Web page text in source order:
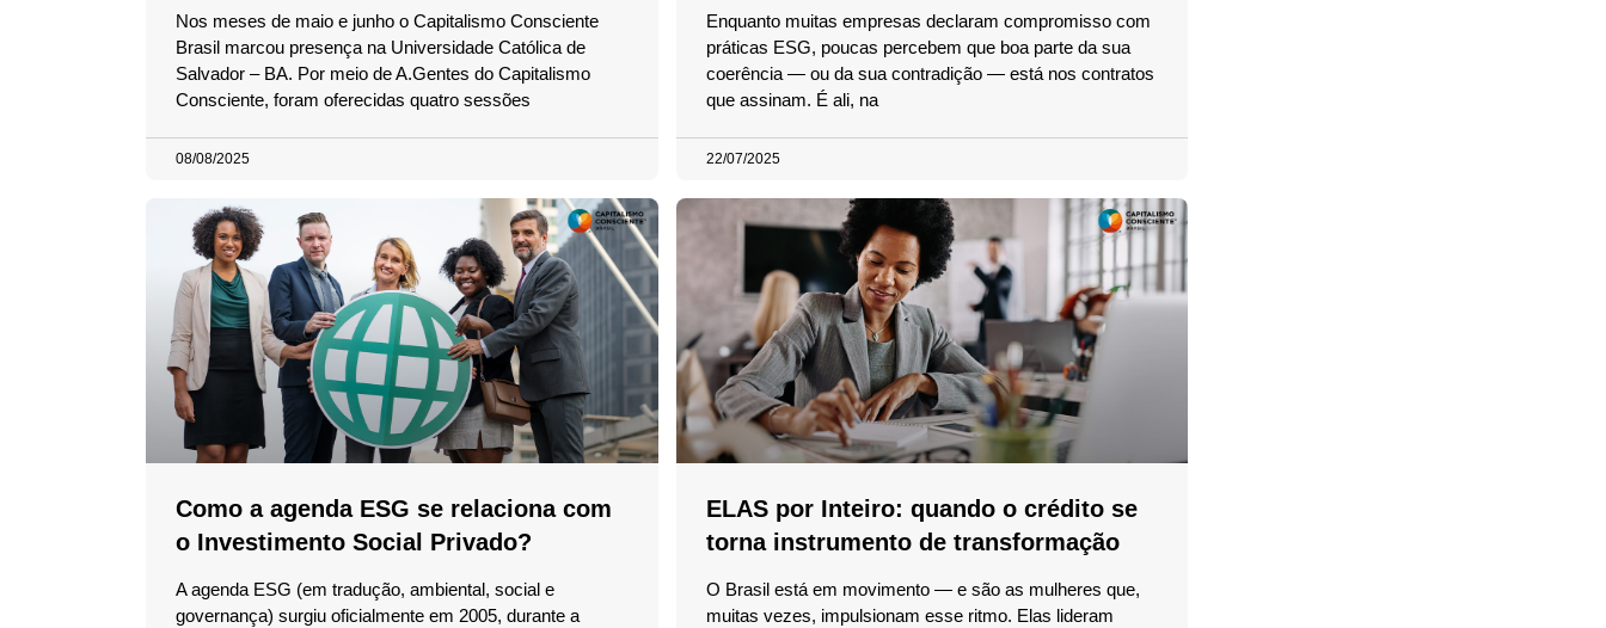
Nos meses de maio e junho o Capitalismo Consciente
Brasil marcou presença na Universidade Católica de
Salvador – BA. Por meio de A.Gentes do Capitalismo
Consciente, foram oferecidas quatro sessões
08/08/2025
Enquanto muitas empresas declaram compromisso com
práticas ESG, poucas percebem que boa parte da sua
coerência — ou da sua contradição — está nos contratos
que assinam. É ali, na
22/07/2025
Como a agenda ESG se relaciona com
o Investimento Social Privado?
A agenda ESG (em tradução, ambiental, social e
governança) surgiu oficialmente em 2005, durante a
ELAS por Inteiro: quando o crédito se
torna instrumento de transformação
O Brasil está em movimento — e são as mulheres que,
muitas vezes, impulsionam esse ritmo. Elas lideram